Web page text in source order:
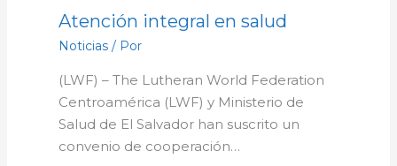
Atención integral en salud
Noticias/ Por
(LWF) – The Lutheran World Federation
Centroamérica (LWF) y Ministerio de
Salud de El Salvador han suscrito un
convenio de cooperación…